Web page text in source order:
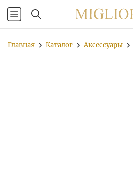
Главная Каталог Аксессуары